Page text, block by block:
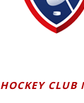
HOCKEY CLUB